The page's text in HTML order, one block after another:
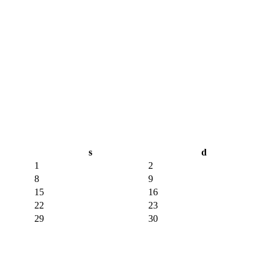
s
d
1
2
8
9
15
16
22
23
29
30